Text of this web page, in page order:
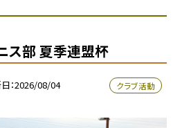
ス部 夏季連盟杯
2026/08/04 クラブ活動